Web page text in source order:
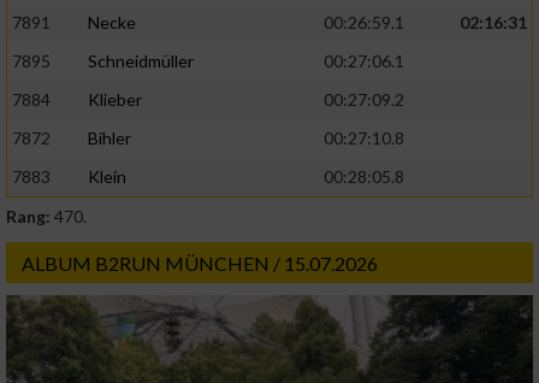
7891
Necke 00:26:59.1
02:16:31
7895
Schneidmüller
00:27:06.1
7884
Klieber
00:27:09.2
7872
Bihler
00:27:10.8
7883
Klein
00:28:05.8
Rang: 470.
ALBUM B2RUN MÜNCHEN / 15.07.2026